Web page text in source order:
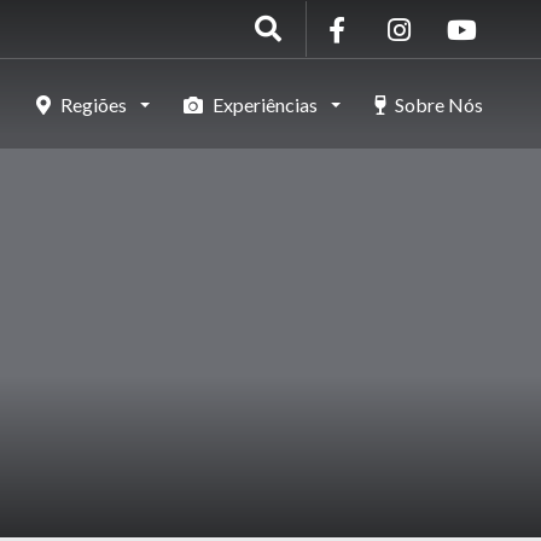
Regiões Experiências Sobre Nós